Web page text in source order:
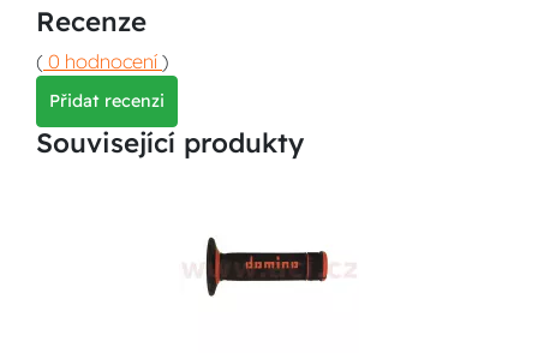
Recenze
( 0 hodnocení )
Přidat recenzi
Související produkty